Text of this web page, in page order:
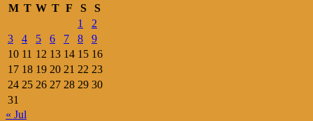
M T W T F S
S
1
2
3
4 5 6 7 8
9
10 11 12 13 14 15 16
17 18 19 20 21 22 23
24 25 26 27 28 29 30
31
« Jul